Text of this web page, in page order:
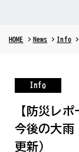
HOME News Info
Info
【防災レ
今後の大雨
更新）